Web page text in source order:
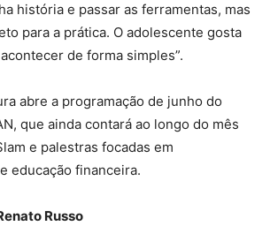
história e passar as ferramentas, mas
para a prática. O adolescente gosta
de forma simples”.
abre a programação de junho do
que ainda contará ao longo do mês
e palestras focadas em
educação financeira.
Russo